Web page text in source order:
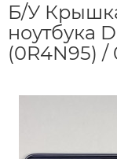
Б/У
ноутбука
(0R4N95)